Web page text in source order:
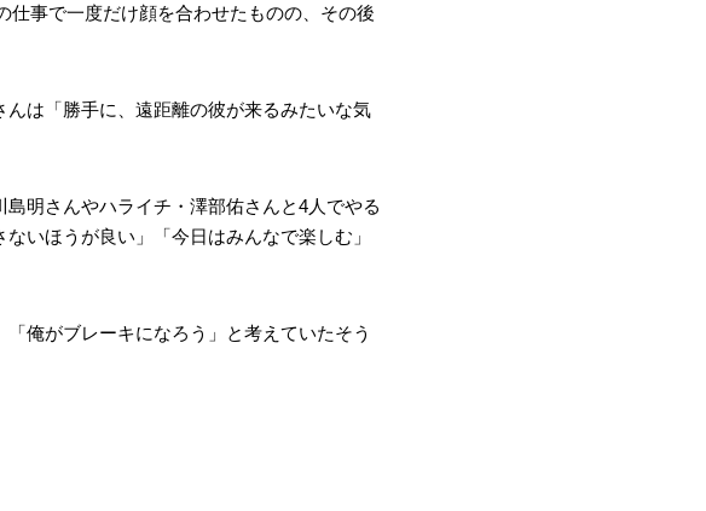
仕事で一度だけ顔を合わせたものの、その後
は「勝手に、遠距離の彼が来るみたいな気
明さんやハライチ・澤部佑さんと4人でやる
いほうが良い」「今日はみんなで楽しむ」
俺がブレーキになろう」と考えていたそう